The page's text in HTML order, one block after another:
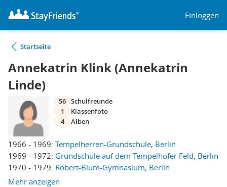
Einloggen
Startseite
Annekatrin Klink (Annekatrin
Linde)
1966 - 1969: Tempelherren-Grundschule, Berlin
1969 - 1972: Grundschule auf dem Tempelhofer Feld, Berlin
1970 - 1979: Robert-Blum-Gymnasium, Berlin
Mehr anzeigen
56 Schulfreunde
1
Klassenfoto
4
Alben